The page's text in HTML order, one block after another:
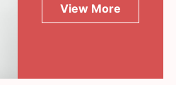
View More